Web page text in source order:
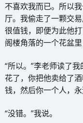
不喜欢我而已。所以
厅。我偷走了一颗交
很值钱，即便为此他
阁楼角落的一个花盆
“所以。”李老师读了
花了，你把他卖给了
钱，然后你一个人，
“没错。”我说。